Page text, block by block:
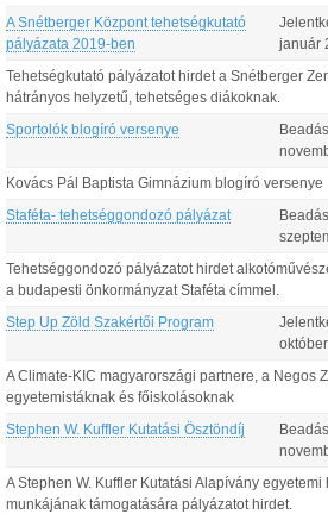
A Snétberger Központ tehetségkutató
pályázata 2019-ben
január
Tehetségkutató pályázatot hirdet a Snétberger
hátrányos helyzetű, tehetséges diákoknak.
Sportolók blogíró versenye
Kovács Pál Baptista Gimnázium blogíró versenye
Staféta- tehetséggondozó pályázat
Tehetséggondozó pályázatot hirdet
a budapesti önkormányzat Staféta címmel.
Step Up Zöld Szakértői Program
október
A Climate-KIC magyarországi partnere, a Negos
egyetemistáknak és főiskolásoknak
Stephen W. Kuffler Kutatási Ösztöndíj
A Stephen W. Kuffler Kutatási Alapívány
munkájának támogatására pályázatot hirdet.